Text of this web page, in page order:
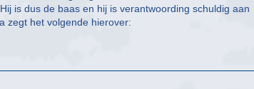
is dus de baas en hij is verantwoording schuldig aan
zegt het volgende hierover: